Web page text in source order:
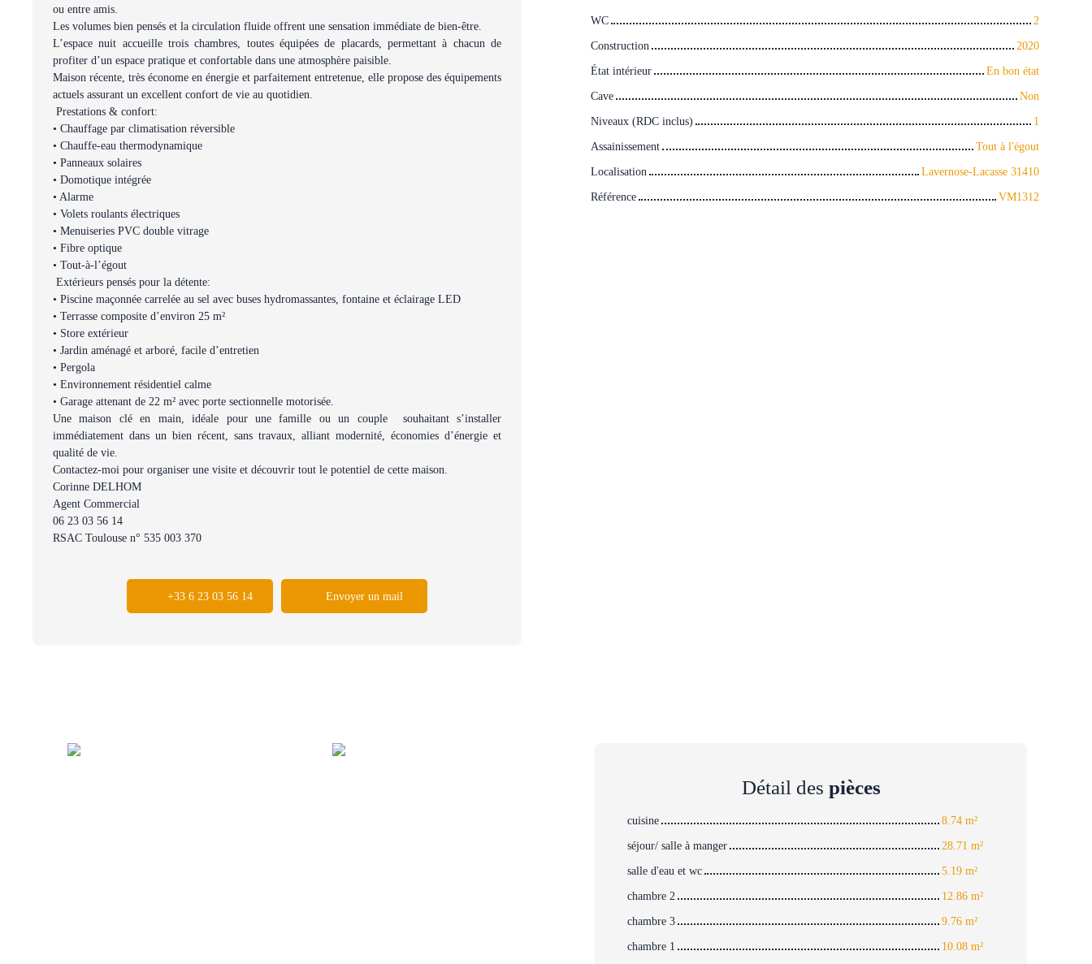
ou entre amis.
Les volumes bien pensés et la circulation fluide offrent une sensation immédiate de bien-être.
L’espace nuit accueille trois chambres, toutes équipées de placards, permettant à chacun de
profiter d’un espace pratique et confortable dans une atmosphère paisible.
Maison récente, très économe en énergie et parfaitement entretenue, elle propose des équipements
actuels assurant un excellent confort de vie au quotidien.
Prestations & confort:
• Chauffage par climatisation réversible
• Chauffe-eau thermodynamique
• Panneaux solaires
• Domotique intégrée
• Alarme
• Volets roulants électriques
• Menuiseries PVC double vitrage
• Fibre optique
• Tout-à-l’égout
Extérieurs pensés pour la détente:
• Piscine maçonnée carrelée au sel avec buses hydromassantes, fontaine et éclairage LED
• Terrasse composite d’environ 25 m²
• Store extérieur
• Jardin aménagé et arboré, facile d’entretien
• Pergola
• Environnement résidentiel calme
• Garage attenant de 22 m² avec porte sectionnelle motorisée.
Une maison clé en main, idéale pour une famille ou un couple souhaitant s’installer
immédiatement dans un bien récent, sans travaux, alliant modernité, économies d’énergie et
qualité de vie.
Contactez-moi pour organiser une visite et découvrir tout le potentiel de cette maison.
Corinne DELHOM
Agent Commercial
06 23 03 56 14
RSAC Toulouse n° 535 003 370
+33 6 23 03 56 14 Envoyer un mail
WC
2
Construction
2020
État intérieur
En bon état
Cave
Non
Niveaux (RDC inclus)
1
Assainissement
Tout à l'égout
Localisation
Lavernose-Lacasse 31410
Référence
VM1312
Détail des pièces
cuisine
8.74 m²
séjour/ salle à manger
28.71 m²
salle d'eau et wc
5.19 m²
chambre 2
12.86 m²
chambre 3
9.76 m²
chambre 1
10.08 m²